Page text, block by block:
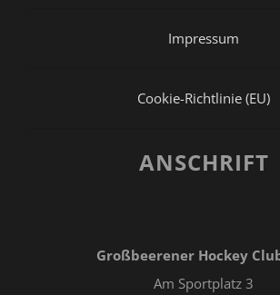
Impressum
Cookie-Richtlinie (EU)
ANSCHRIFT
Großbeerener Hockey
Am Sportplatz 3